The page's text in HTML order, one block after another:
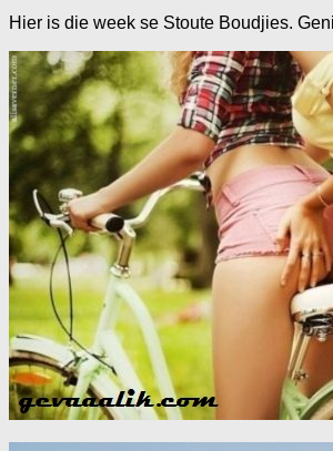
Hier is die week se Stoute Boudjies.